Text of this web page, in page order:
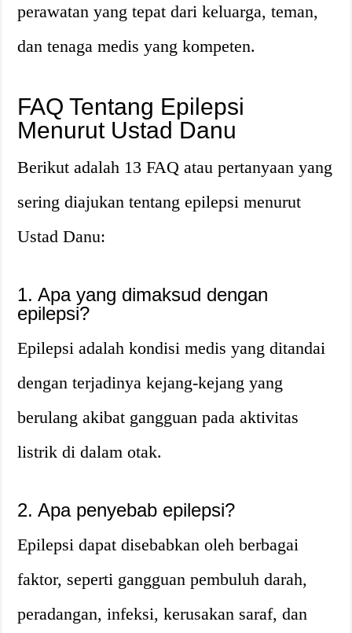
perawatan yang tepat dari keluarga, teman,
dan tenaga medis yang kompeten.
FAQ Tentang Epilepsi
Menurut Ustad Danu
Berikut adalah 13 FAQ atau pertanyaan yang
sering diajukan tentang epilepsi menurut
Ustad Danu:
1. Apa yang dimaksud dengan
epilepsi?
Epilepsi adalah kondisi medis yang ditandai
dengan terjadinya kejang-kejang yang
berulang akibat gangguan pada aktivitas
listrik di dalam otak.
2. Apa penyebab epilepsi?
Epilepsi dapat disebabkan oleh berbagai
faktor, seperti gangguan pembuluh darah,
peradangan, infeksi, kerusakan saraf, dan